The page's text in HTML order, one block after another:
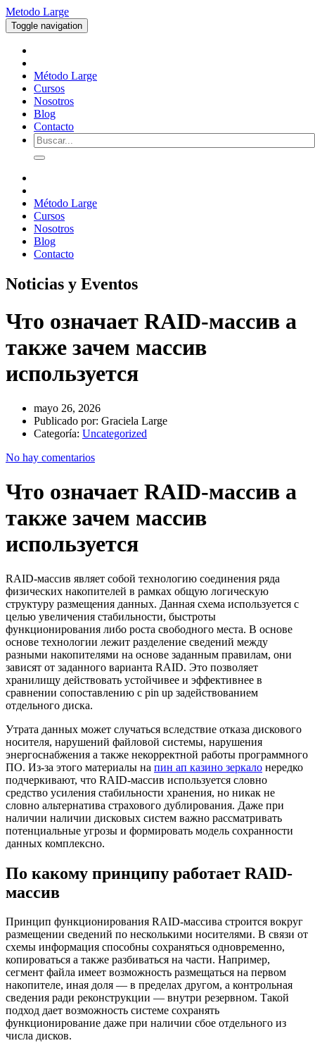
Metodo Large
Toggle navigation
Método Large
Cursos
Nosotros
Blog
Contacto
Método Large
Cursos
Nosotros
Blog
Contacto
Noticias y Eventos
Что означает RAID-массив а
также зачем массив
используется
mayo 26, 2026
Publicado por: Graciela Large
Categoría: Uncategorized
No hay comentarios
Что означает RAID-массив а
также зачем массив
используется
RAID-массив являет собой технологию соединения ряда
физических накопителей в рамках общую логическую
структуру размещения данных. Данная схема используется с
целью увеличения стабильности, быстроты
функционирования либо роста свободного места. В основе
основе технологии лежит разделение сведений между
разными накопителями на основе заданным правилам, они
зависят от заданного варианта RAID. Это позволяет
хранилищу действовать устойчивее и эффективнее в
сравнении сопоставлению с pin up задействованием
отдельного диска.
Утрата данных может случаться вследствие отказа дискового
носителя, нарушений файловой системы, нарушения
энергоснабжения а также некорректной работы программного
ПО. Из-за этого материалы на пин ап казино зеркало нередко
подчеркивают, что RAID-массив используется словно
средство усиления стабильности хранения, но никак не
словно альтернатива страхового дублирования. Даже при
наличии наличии дисковых систем важно рассматривать
потенциальные угрозы и формировать модель сохранности
данных комплексно.
По какому принципу работает RAID-
массив
Принцип функционирования RAID-массива строится вокруг
размещении сведений по несколькими носителями. В связи от
схемы информация способны сохраняться одновременно,
копироваться а также разбиваться на части. Например,
сегмент файла имеет возможность размещаться на первом
накопителе, иная доля — в пределах другом, а контрольная
сведения ради реконструкции — внутри резервном. Такой
подход дает возможность системе сохранять
функционирование даже при наличии сбое отдельного из
числа дисков.